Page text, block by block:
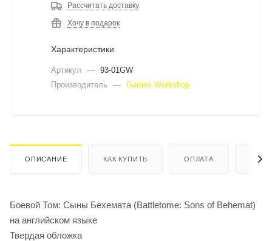
Рассчитать доставку
Хочу в подарок
Характеристики
Артикул — 93-01GW
Производитель
— Games Workshop
ОПИСАНИЕ КАК КУПИТЬ ОПЛАТА
Боевой Том: Сыны Бехемата (Battletome: Sons of Behemat)
на английском языке
Твердая обложка